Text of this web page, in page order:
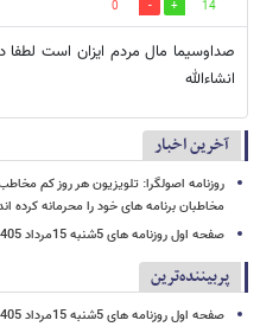
14
0
صداوسيما مال مردم ايزان است لطفا
انشاءالله
آخرین اخبار
روزنامه اصولگرا: تلویزیون هر روز کم
مخاطبان برنامه های خود را محرمانه کرده
صفحه اول روزنامه های 5شنبه 15مرداد 1405
پربیننده‌ترین
صفحه اول روزنامه های 5شنبه 15مرداد 1405